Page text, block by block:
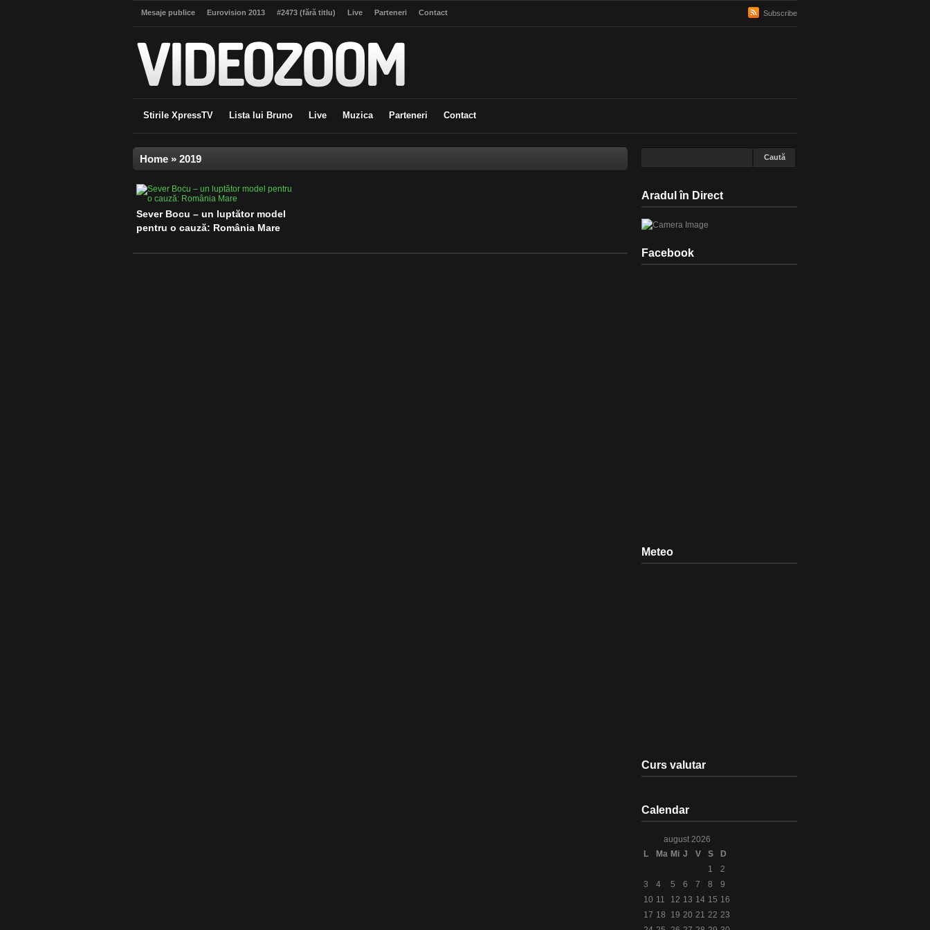
Subscribe
Mesaje publice Eurovision 2013 #2473 (fără titlu) Live Parteneri Contact
Stirile XpressTV Lista lui Bruno Live Muzica Parteneri Contact
Home » 2019
Sever Bocu – un luptător model
pentru o cauză: România Mare
Aradul în Direct
Facebook
Meteo
Curs valutar
Calendar
august 2026
L
Ma Mi J V S
D
1
2
3
4 5 6 7 8
9
10 11 12 13 14 15 16
17 18 19 20 21 22 23